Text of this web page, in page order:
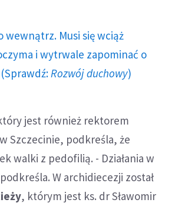
wewnątrz. Musi się wciąż
i wytrwale zapominać o
Rozwój duchowy)
jest również rektorem
Szczecinie, podkreśla, że
walki z pedofilią. - Działania w
W archidiecezji został
, którym jest ks. dr Sławomir